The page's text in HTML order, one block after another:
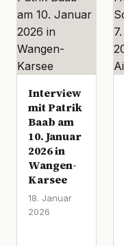
Interview
mit Patrik
Baab am
10. Januar
2026 in
Wangen-
Karsee
18. Januar
2026